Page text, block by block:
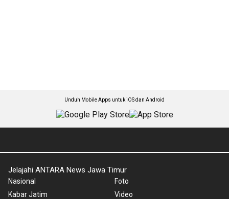
Unduh Mobile Apps untuk iOS dan Android
Jelajahi ANTARA News Jawa Timur
Nasional
Kabar Jatim
Foto
Video